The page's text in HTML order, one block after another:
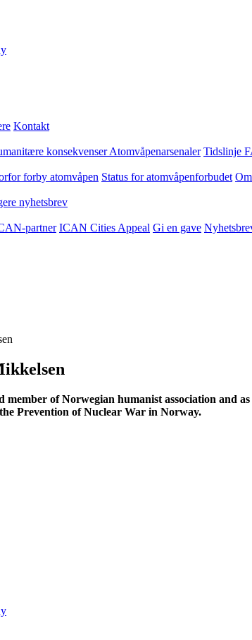
Kontakt
konsekvenserAtomvåpenarsenaler Tidslinje
forby atomvåpen Status for atomvåpenforbudet
nyhetsbrev
partner ICAN Cities Appeal Gi en gave
of Norwegian humanist association and
Prevention of Nuclear War in Norway.